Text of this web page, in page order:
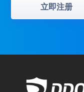
立即注册